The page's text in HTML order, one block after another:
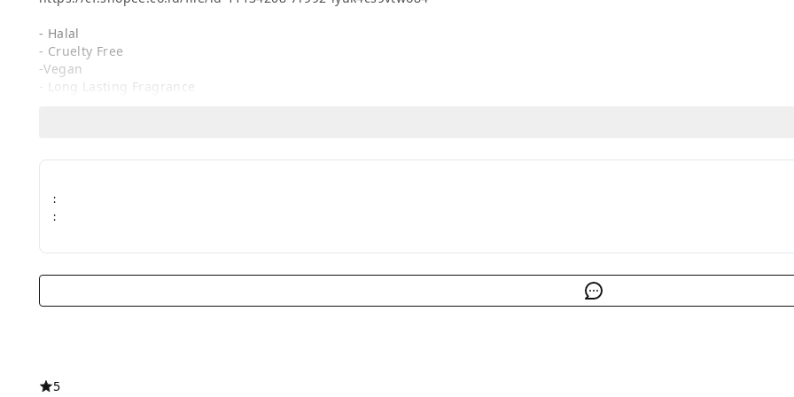
- Halal
- Cruelty Free
-Vegan
- Long Lasting Fragrance
*persediaan terbeatas
:
:
5